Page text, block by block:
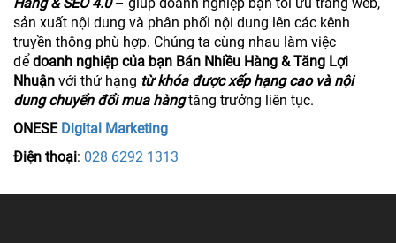
sản xuất nội dung và phân phối nội dung lên các kênh
truyền thông phù hợp. Chúng ta cùng nhau làm việc
để doanh nghiệp của bạn Bán Nhiều Hàng & Tăng Lợi
Nhuận với thứ hạng từ khóa được xếp hạng cao và nội
dung chuyển đổi mua hàngtăng trưởng liên tục.
ONESE Digital Marketing
Điện thoại: 028 6292 1313